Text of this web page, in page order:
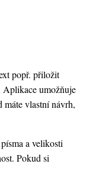
popř. přiložit
Aplikace umožňuje
máte vlastní návrh,
a velikosti
Pokud si